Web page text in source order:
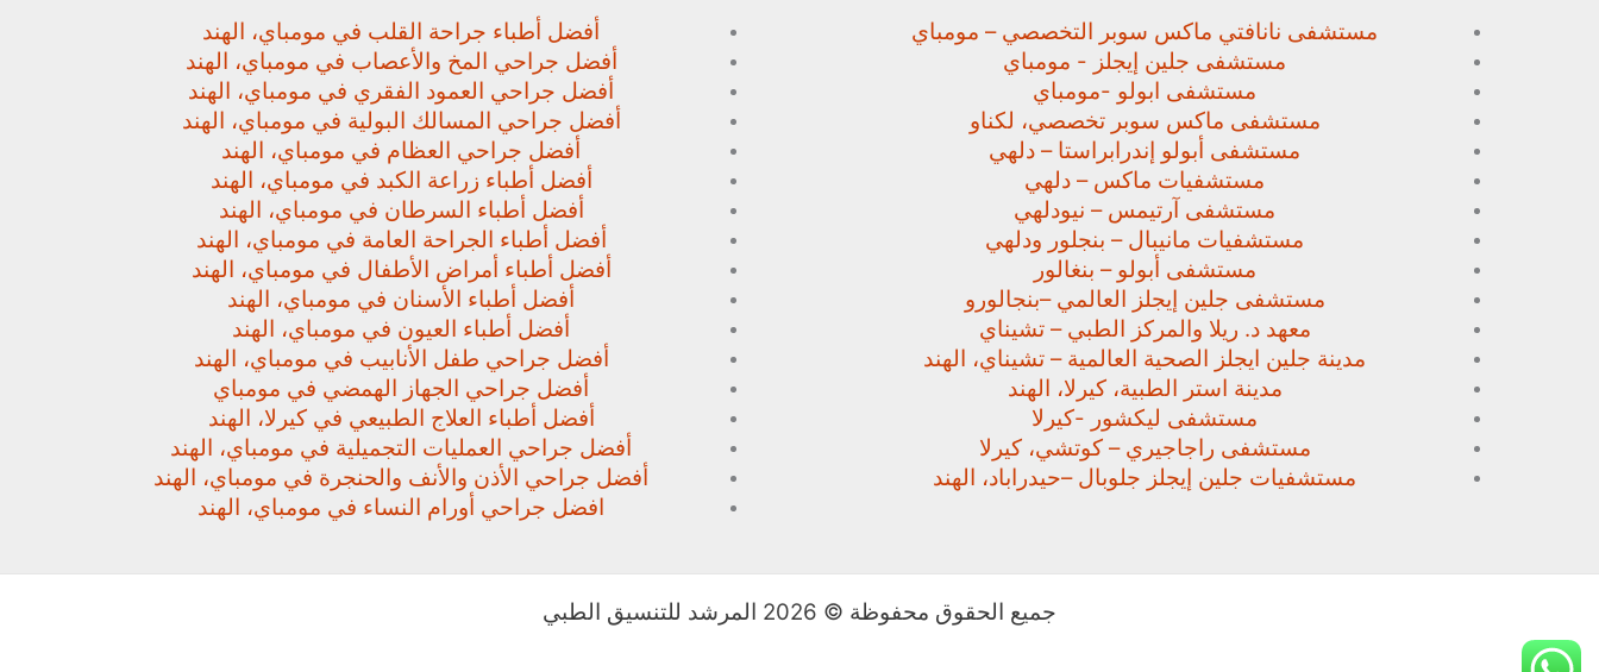
مستشفى نانافتي ماكس سوبر التخصصي – مومباي
مستشفى جلين إيجلز - مومباي
مستشفى ابولو -مومباي
مستشفى ماكس سوبر تخصصي، لكناو
مستشفى أبولو إندرابراستا – دلهي
مستشفيات ماكس – دلهي
مستشفى آرتيمس – نيودلهي
مستشفيات مانيبال – بنجلور ودلهي
مستشفى أبولو – بنغالور
مستشفى جلين إيجلز العالمي –بنجالورو
معهد د. ريلا والمركز الطبي – تشيناي
مدينة جلين ايجلز الصحية العالمية – تشيناي، الهند
مدينة استر الطبية، كيرلا، الهند
مستشفى ليكشور -كيرلا
مستشفى راجاجيري – كوتشي، كيرلا
مستشفيات جلين إيجلز جلوبال –حيدراباد، الهند
أفضل أطباء جراحة القلب في مومباي، الهند
أفضل جراحي المخ والأعصاب في مومباي، الهند
أفضل جراحي العمود الفقري في مومباي، الهند
أفضل جراحي المسالك البولية في مومباي، الهند
أفضل جراحي العظام في مومباي، الهند
أفضل أطباء زراعة الكبد في مومباي، الهند
أفضل أطباء السرطان في مومباي، الهند
أفضل أطباء الجراحة العامة في مومباي، الهند
أفضل أطباء أمراض الأطفال في مومباي، الهند
أفضل أطباء الأسنان في مومباي، الهند
أفضل أطباء العيون في مومباي، الهند
أفضل جراحي طفل الأنابيب في مومباي، الهند
أفضل جراحي الجهاز الهمضي في مومباي
أفضل أطباء العلاج الطبيعي في كيرلا، الهند
أفضل جراحي العمليات التجميلية في مومباي، الهند
أفضل جراحي الأذن والأنف والحنجرة في مومباي، الهند
افضل جراحي أورام النساء في مومباي، الهند
جميع الحقوق محفوظة © 2026 المرشد للتنسيق الطبي